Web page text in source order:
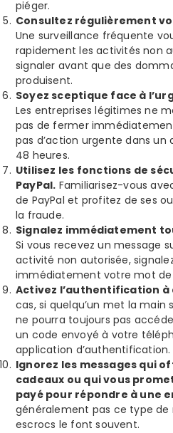
piéger.
Consultez régulièrement
Une surveillance fréquente
rapidement les activités non
signaler avant que des
produisent.
Soyez sceptique face à
Les entreprises légitimes ne
pas de fermer
pas d’action urgente dans un
48 heures.
Utilisez les fonctions de
PayPal. Familiarisez-vous
de PayPal et profitez de ses
la fraude.
Signalez immédiatement
Si vous recevez un message
activité non autorisée,
immédiatement votre mot de
Activez l’authentification
cas,si quelqu’un met la main
ne pourra toujours pas
un code envoyé à votre
application d’authentification.
Ignorez les messages qui
cadeaux ou quivous
payé pour répondre à une
généralement pas ce type de
escrocs le font souvent.